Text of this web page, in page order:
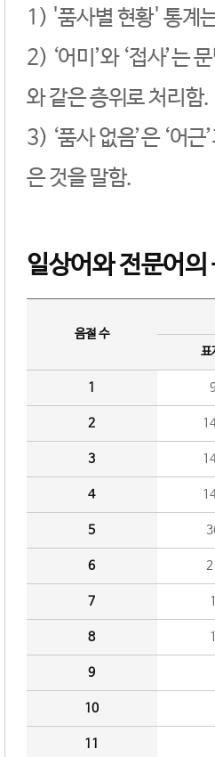
1) '품사별 현황' 통계
2) ‘어미’와 ‘접사’는
와 같은 층위로 처리함.
3) ‘품사 없음’은 ‘어
은 것을 말함.
일상어와 전문어의
음절 수
표
1
2
3
4
5
6
7
8
9
10
11